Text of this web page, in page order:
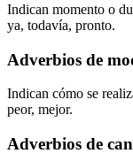
Indican momento o
ya, todavía, pronto.
Adverbios de
Indican cómo se
peor, mejor.
Adverbios de